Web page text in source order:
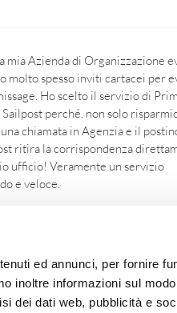
ed annunci, per fornire
inoltre informazioni sul
dei dati web, pubblicità e
mia Azienda di Organizzazione
molto spesso inviti cartacei per
Ho scelto il servizio di
Sailpost perché, non solo
una chiamata in Agenzia e il
ritira la corrispondenza
ufficio! Veramente un servizio
e veloce.